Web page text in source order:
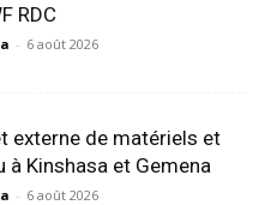
RDC
- 6 août 2026
externe de matériels et
à Kinshasa et Gemena
- 6 août 2026